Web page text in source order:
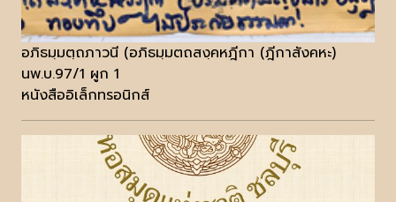
อภิธมฺมตฺถภาวนี (อภิธมฺมตถสงฺคหฎีกา (ฎีกาสังคหะ)
นพ.บ.97/1 ผูก 1
หนังสืออิเล็กทรอนิกส์